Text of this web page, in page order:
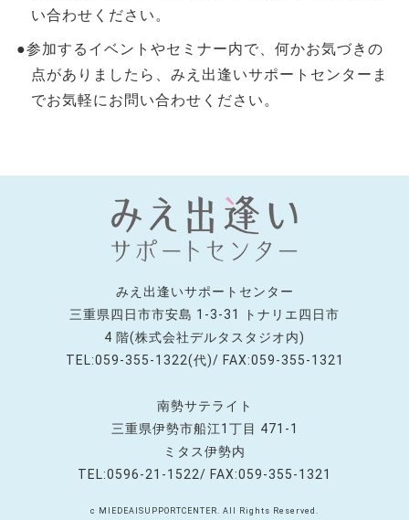
い合わせください。
●参加するイベントやセミナー内で、何かお気づきの
点がありましたら、みえ出逢いサポートセンターま
でお気軽にお問い合わせください。
みえ出逢いサポートセンター
三重県四日市市安島 1-3-31 トナリエ四日市
4 階(株式会社デルタスタジオ内)
TEL:059-355-1322(代)/ FAX:059-355-1321
南勢サテライト
三重県伊勢市船江1丁目 471-1
ミタス伊勢内
TEL:0596-21-1522/ FAX:059-355-1321
c MIEDEAISUPPORTCENTER. All Rights Reserved.